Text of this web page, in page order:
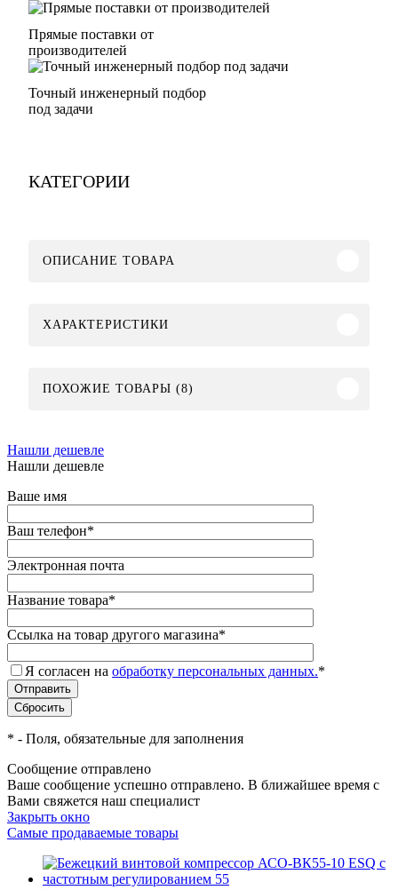
Прямые поставки от
производителей
Точный инженерный подбор
под задачи
КАТЕГОРИИ
ОПИСАНИЕ ТОВАРА
ХАРАКТЕРИСТИКИ
ПОХОЖИЕ ТОВАРЫ (8)
Нашли дешевле
Нашли дешевле
Ваше имя
Ваш телефон*
Электронная почта
Название товара*
Ссылка на товар другого магазина*
Я согласен на обработку персональных данных.*
* - Поля, обязательные для заполнения
Сообщение отправлено
Ваше сообщение успешно отправлено. В ближайшее время с
Вами свяжется наш специалист
Закрыть окно
Самые продаваемые товары